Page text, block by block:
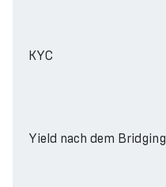
KYC
Yield nach dem Bridging